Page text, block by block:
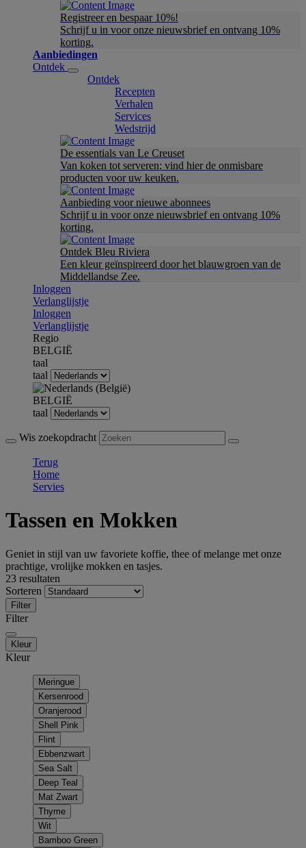
Registreer en bespaar 10%!
Schrijf u in voor onze nieuwsbrief en ontvang 10%
korting.
Aanbiedingen
Ontdek
Ontdek
Recepten
Verhalen
Services
Wedstrijd
De essentials van Le Creuset
Van koken tot serveren: vind hier de onmisbare
producten voor uw keuken.
Aanbieding voor nieuwe abonnees
Schrijf u in voor onze nieuwsbrief en ontvang 10%
korting.
Ontdek Bleu Riviera
Een kleur geïnspireerd door het blauwgroen van de
Middellandse Zee.
Inloggen
Verlanglijstje
Inloggen
Verlanglijstje
Regio
BELGIË
taal
taal
BELGIË
taal
Wis zoekopdracht
Terug
Home
Servies
Tassen en Mokken
Geniet in stijl van uw favoriete koffie, thee of melange met onze
prachtige, vrolijke mokken en tasjes.
23 resultaten
Sorteren
Filter
Filter
Kleur
Kleur
Meringue
Kersenrood
Oranjerood
Shell Pink
Flint
Ebbenzwart
Sea Salt
Deep Teal
Mat Zwart
Thyme
Wit
Bamboo Green